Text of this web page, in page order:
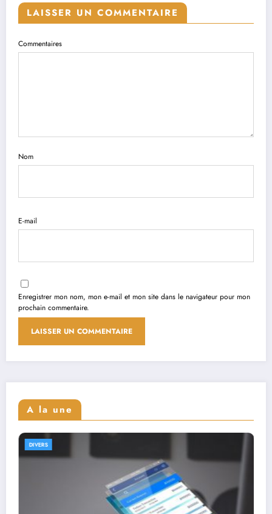
LAISSER UN COMMENTAIRE
Commentaires
Nom
E-mail
Enregistrer mon nom, mon e-mail et mon site dans le navigateur pour mon
prochain commentaire.
A la une